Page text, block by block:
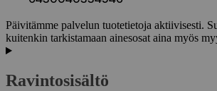
Päivitämme palvelun tuotetietoja aktiivisesti.
kuitenkin tarkistamaan ainesosat aina myös
Ravintosisältö